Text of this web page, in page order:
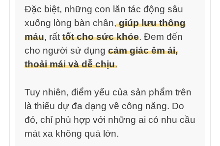
Đặc biệt, những con lăn tác động sâu
xuống lòng bàn chân, giúp lưu thông
máu, rất tốt cho sức khỏe. Đem đến
cho người sử dụng cảm giác êm ái,
thoải mái và dễ chịu.
Tuy nhiên, điểm yếu của sản phẩm trên
là thiếu dự đa dạng về công năng. Do
đó, chỉ phù hợp với những ai có nhu cầu
mát xa không quá lớn.